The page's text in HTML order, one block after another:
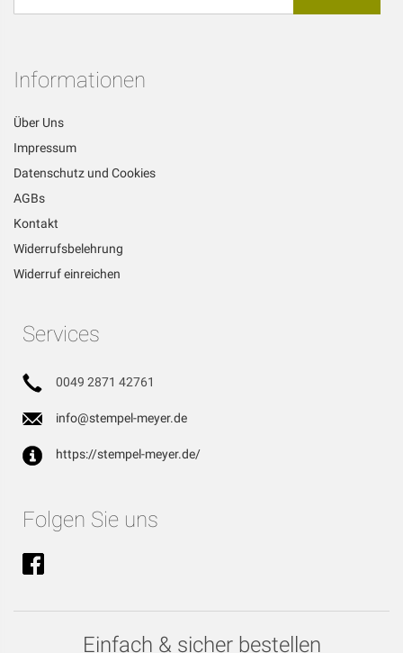
sich
an:
Informationen
Über Uns
Impressum
Datenschutz und Cookies
AGBs
Kontakt
Widerrufsbelehrung
Widerruf einreichen
Services
0049 2871 42761
info@stempel-meyer.de
https://stempel-meyer.de/
Folgen Sie uns
Einfach & sicher bestellen